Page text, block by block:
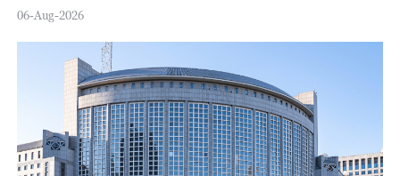
06-Aug-2026